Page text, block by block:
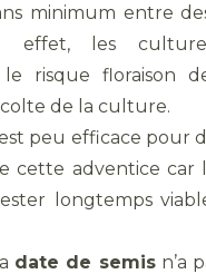
minimum entre
effet, les
risque floraison
de la culture.
peu efficace pour
cette adventice car
longtemps
date de semisn’a